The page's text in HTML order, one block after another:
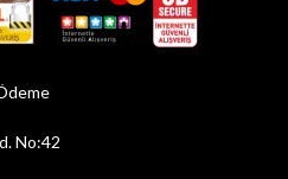
No:42